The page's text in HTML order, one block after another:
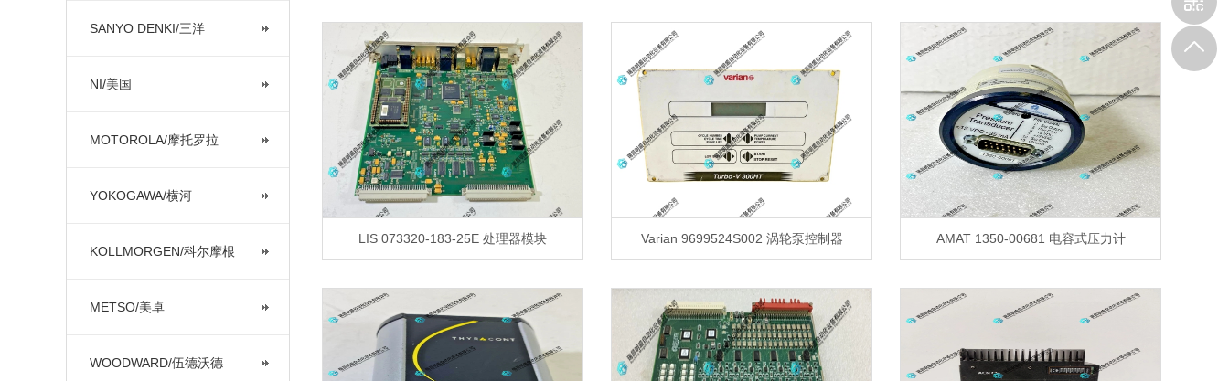
SANYO DENKI/三洋
NI/美国
MOTOROLA/摩托罗拉
YOKOGAWA/横河
KOLLMORGEN/科尔摩根
METSO/美卓
WOODWARD/伍德沃德
LIS 073320-183-25E 处理器模块 Varian 9699524S002 涡轮泵控制器 AMAT 1350-00681 电容式压力计